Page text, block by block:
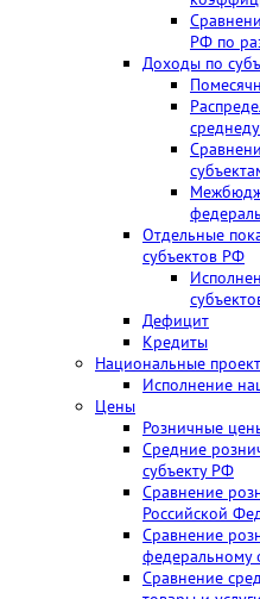
РФ по
Доходы по
Отдельные
субъектов РФ
Дефицит
Кредиты
Национальные
Исполнение
Цены
Розничные
Средние
субъекту РФ
Сравнение
Российской
Сравнение
федеральному
Сравнение